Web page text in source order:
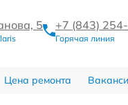
5 +7 (843)
Горячая линия
Цена ремонта